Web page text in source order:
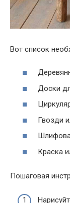
Вот список
Доски
Гвозди
Краска
Пошаговая